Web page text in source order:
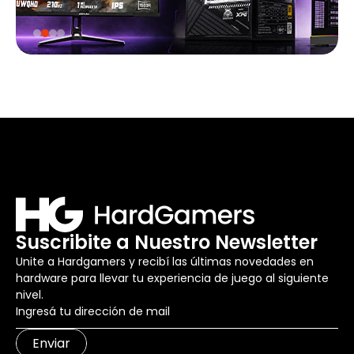
Suscribite a Nuestro Newsletter
Unite a Hardgamers y recibí las últimas novedades en
hardware para llevar tu experiencia de juego al siguiente
nivel.
Enviar